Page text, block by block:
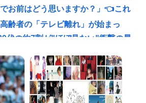
お前はどう思いますか？」👈これ
齢者の「テレビ離れ」が始まっ
代の約7割が"ほぼ見ない"衝撃の最
だけどみんなどこ行く予定か決め
札通って改札内のショップ利用し